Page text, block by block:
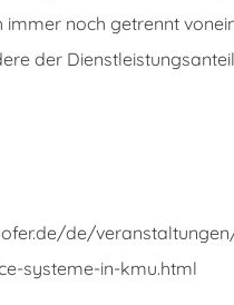
immer noch getrennt
der Dienstleistungsanteil
de/
systeme-in-kmu.html